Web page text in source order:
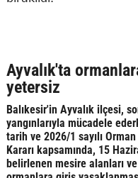
Ayvalık'ta
yetersiz
Balıkesir'in Ayvalık ilçesi,
yangınlarıyla mücadele
tarih ve 2026/1 sayılı
Kararı kapsamında, 15
belirlenen mesire alanları